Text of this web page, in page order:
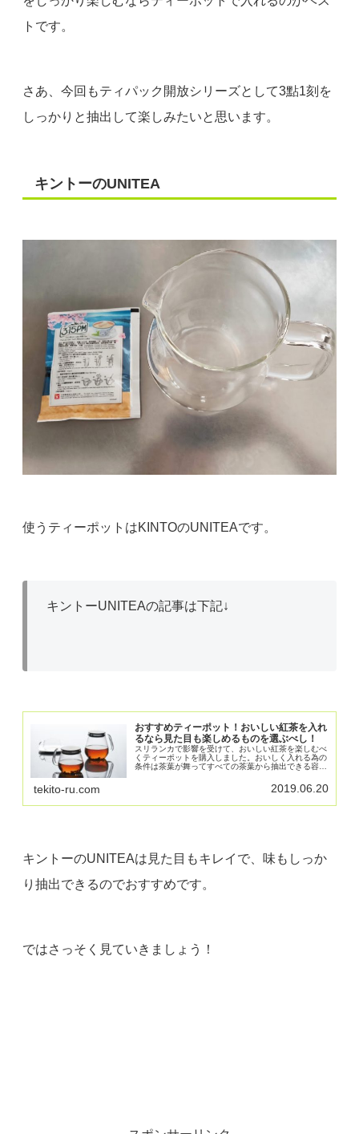
トです。
さあ、今回もティパック開放シリーズとして3點1刻を
しっかりと抽出して楽しみたいと思います。
キントーのUNITEA
使うティーポットはKINTOのUNITEAです。
キントーUNITEAの記事は下記↓
おすすめティーポット！おいしい紅茶を入れ
るなら見た目も楽しめるものを選ぶべし！
スリランカで影響を受けて、おいしい紅茶を楽しむべ
くティーポットを購入しました。おいしく入れる為の
条件は茶葉が舞ってすべての茶葉から抽出できる容器
用できるおすすめのティーポットを紹介します。
tekito-ru.com 2019.06.20
キントーのUNITEAは見た目もキレイで、味もしっか
り抽出できるのでおすすめです。
ではさっそく見ていきましょう！